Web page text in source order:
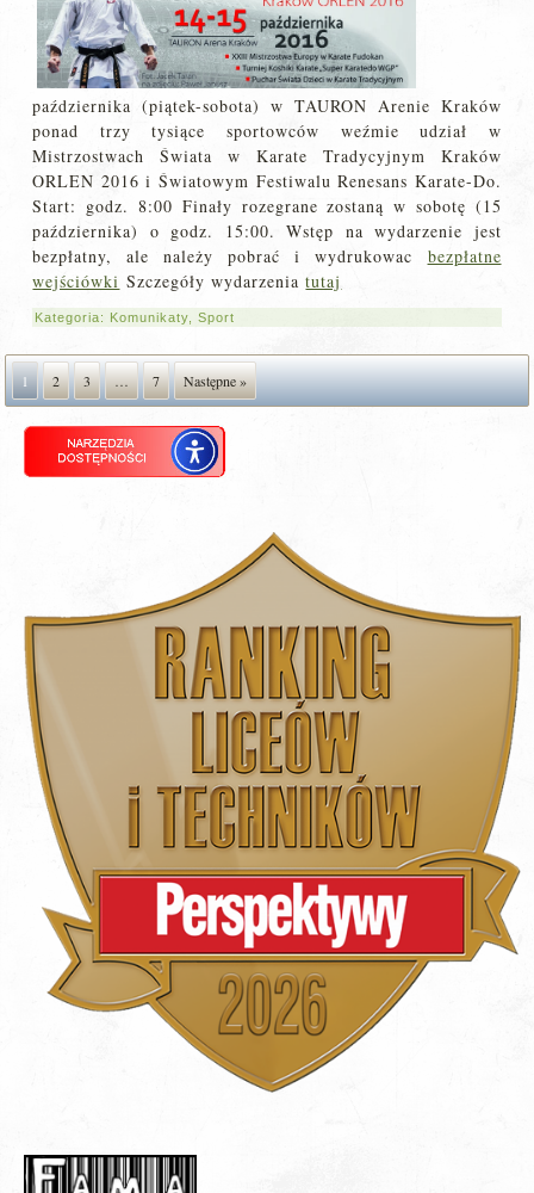
października (piątek-sobota) w TAURON Arenie Kraków
ponad trzy tysiące sportowców weźmie udział w
Mistrzostwach Świata w Karate Tradycyjnym Kraków
ORLEN 2016 i Światowym Festiwalu Renesans Karate-Do.
Start: godz. 8:00 Finały rozegrane zostaną w sobotę (15
października) o godz. 15:00. Wstęp na wydarzenie jest
bezpłatny, ale należy pobrać i wydrukowac bezpłatne
wejściówki Szczegóły wydarzeniatutaj
Kategoria: Komunikaty ,Sport
1 2 3 … 7 Następne »